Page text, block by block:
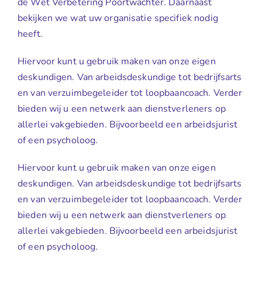
bekijken we wat uw organisatie specifiek nodig
heeft.
Hiervoor kunt u gebruik maken van onze eigen
deskundigen. Van arbeidsdeskundige tot bedrijfsarts
en van verzuimbegeleider tot loopbaancoach. Verder
bieden wij u een netwerk aan dienstverleners op
allerlei vakgebieden. Bijvoorbeeld een arbeidsjurist
of een psycholoog.
Hiervoor kunt u gebruik maken van onze eigen
deskundigen. Van arbeidsdeskundige tot bedrijfsarts
en van verzuimbegeleider tot loopbaancoach. Verder
bieden wij u een netwerk aan dienstverleners op
allerlei vakgebieden. Bijvoorbeeld een arbeidsjurist
of een psycholoog.